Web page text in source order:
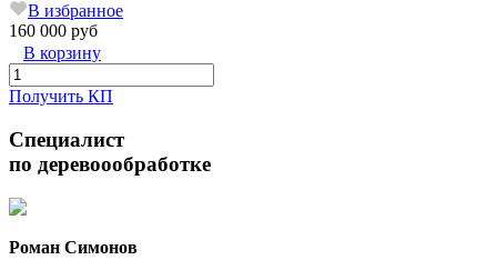
В избранное
160 000 руб
В корзину
Получить КП
Специалист
по деревоообработке
Роман Симонов